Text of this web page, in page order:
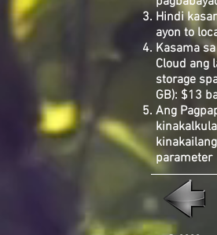
Hindi
ayon to
Kasama
Cloud ang
storage
GB): $13
Ang
parameter